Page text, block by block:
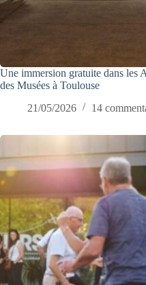
Une immersion gratuite dans les
des Musées à Toulouse
21/05/2026
14